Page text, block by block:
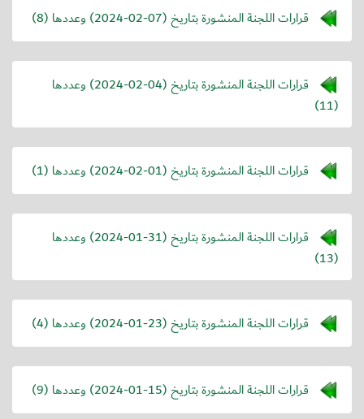
قرارات اللجنة المنشورة بتاريخ (2024-02-07) وعددها (8)
قرارات اللجنة المنشورة بتاريخ (2024-02-04) وعددها
(11)
قرارات اللجنة المنشورة بتاريخ (2024-02-01) وعددها (1)
قرارات اللجنة المنشورة بتاريخ (2024-01-31) وعددها
(13)
قرارات اللجنة المنشورة بتاريخ (2024-01-23) وعددها (4)
قرارات اللجنة المنشورة بتاريخ (2024-01-15) وعددها (9)